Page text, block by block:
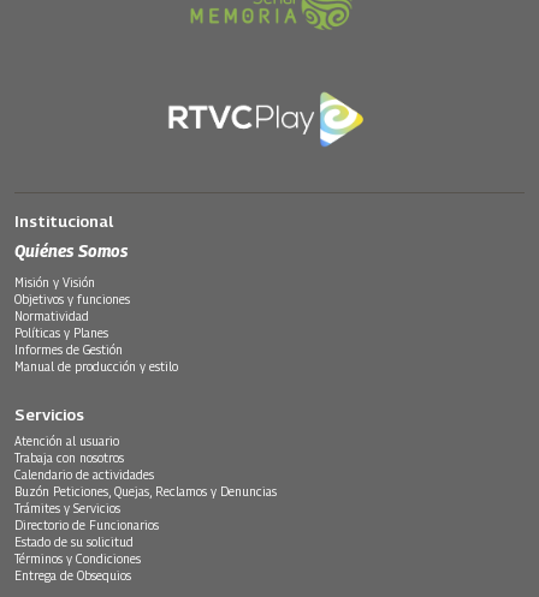
Institucional
Quiénes Somos
Misión y Visión
Objetivos y funciones
Normatividad
Políticas y Planes
Informes de Gestión
Manual de producción y estilo
Servicios
Atención al usuario
Trabaja con nosotros
Calendario de actividades
Buzón Peticiones, Quejas, Reclamos y Denuncias
Trámites y Servicios
Directorio de Funcionarios
Estado de su solicitud
Términos y Condiciones
Entrega de Obsequios